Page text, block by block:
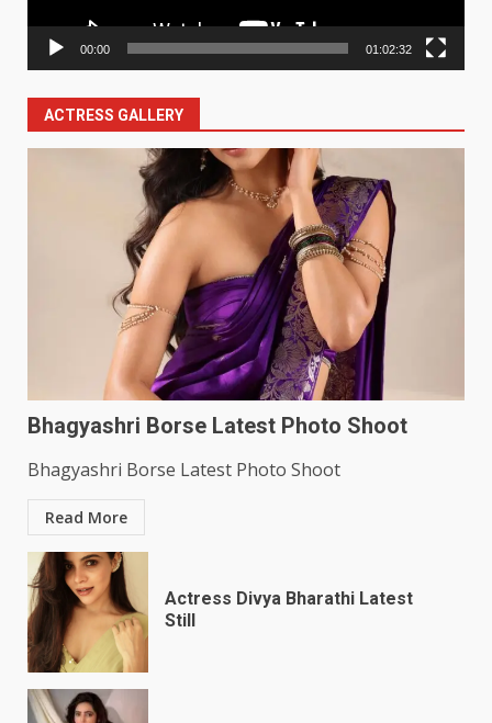
00:00 01:02:32
ACTRESS GALLERY
Bhagyashri Borse Latest Photo Shoot
Bhagyashri Borse Latest Photo Shoot
Read More
Actress Divya Bharathi Latest
Still